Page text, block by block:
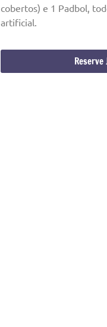
cobertos) e 1 Padbol,
artificial.
Reserve